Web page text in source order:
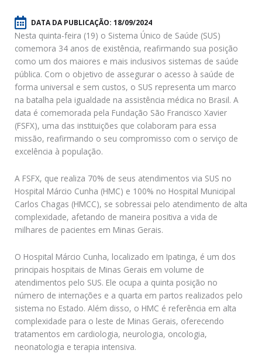
DATA DA PUBLICAÇÃO: 18/09/2024
Nesta quinta-feira (19) o Sistema Único de Saúde (SUS)
comemora 34 anos de existência, reafirmando sua posição
como um dos maiores e mais inclusivos sistemas de saúde
pública. Com o objetivo de assegurar o acesso à saúde de
forma universal e sem custos, o SUS representa um marco
na batalha pela igualdade na assistência médica no Brasil. A
data é comemorada pela Fundação São Francisco Xavier
(FSFX), uma das instituições que colaboram para essa
missão, reafirmando o seu compromisso com o serviço de
excelência à população.
A FSFX, que realiza 70% de seus atendimentos via SUS no
Hospital Márcio Cunha (HMC) e 100% no Hospital Municipal
Carlos Chagas (HMCC), se sobressai pelo atendimento de alta
complexidade, afetando de maneira positiva a vida de
milhares de pacientes em Minas Gerais.
O Hospital Márcio Cunha, localizado em Ipatinga, é um dos
principais hospitais de Minas Gerais em volume de
atendimentos pelo SUS. Ele ocupa a quinta posição no
número de internações e a quarta em partos realizados pelo
sistema no Estado. Além disso, o HMC é referência em alta
complexidade para o leste de Minas Gerais, oferecendo
tratamentos em cardiologia, neurologia, oncologia,
neonatologia e terapia intensiva.